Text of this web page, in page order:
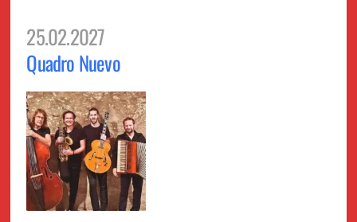
25.02.2027
Quadro Nuevo